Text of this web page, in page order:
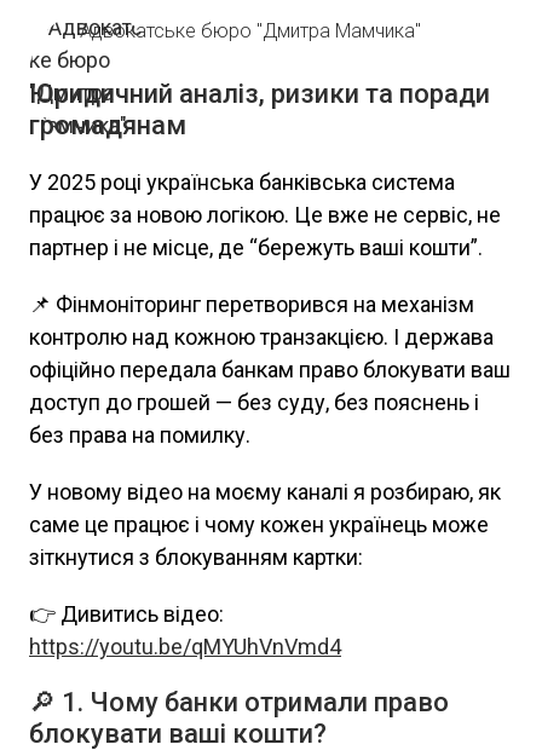
Адвокатське бюро "Дмитра Мамчика"
Юридичний аналіз, ризики та поради
громадянам
У 2025 році українська банківська система
працює за новою логікою. Це вже не сервіс, не
партнер і не місце, де “бережуть ваші кошти”.
📌 Фінмоніторинг перетворився на механізм
контролю над кожною транзакцією. І держава
офіційно передала банкам право блокувати ваш
доступ до грошей — без суду, без пояснень і
без права на помилку.
У новому відео на моєму каналі я розбираю, як
саме це працює і чому кожен українець може
зіткнутися з блокуванням картки:
👉 Дивитись відео:
https://youtu.be/qMYUhVnVmd4
🔎 1. Чому банки отримали право
блокувати ваші кошти?